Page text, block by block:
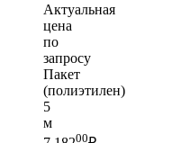
Актуальная
цена
по
запросу
Пакет
(полиэтилен)
5
м
00